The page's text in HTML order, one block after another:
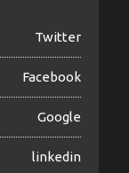
Twitter
Facebook
Google
linkedin